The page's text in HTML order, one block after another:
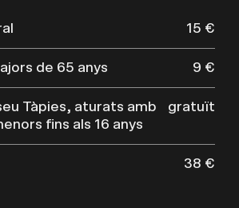
15 €
de 65 anys 9 €
Tàpies, aturats amb
fins als 16 anys
gratuït
38 €